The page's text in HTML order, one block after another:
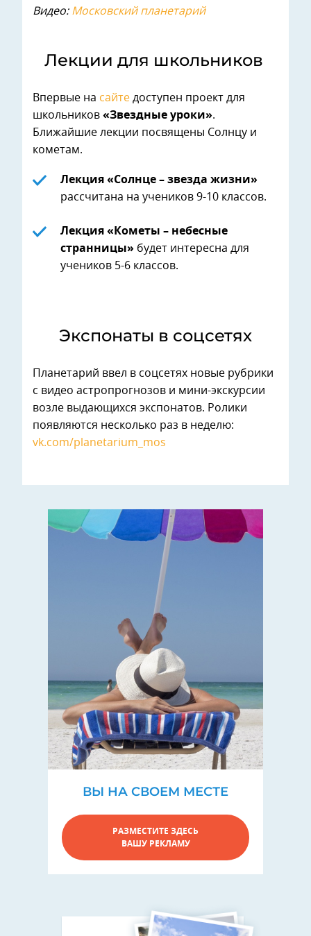
Видео: Московский планетарий
Лекции для школьников
Впервые на сайте доступен проект для
школьников «Звездные уроки».
Ближайшие лекции посвящены Солнцу и
кометам.
Лекция «Солнце – звезда жизни»
рассчитана на учеников 9-10 классов.
Лекция «Кометы – небесные
странницы» будет интересна для
учеников 5-6 классов.
Экспонаты в соцсетях
Планетарий ввел в соцсетях новые рубрики
с видео астропрогнозов и мини-экскурсии
возле выдающихся экспонатов. Ролики
появляются несколько раз в неделю:
vk.com/planetarium_mos
ВЫ НА СВОЕМ МЕСТЕ
РАЗМЕСТИТЕ ЗДЕСЬ
ВАШУ РЕКЛАМУ